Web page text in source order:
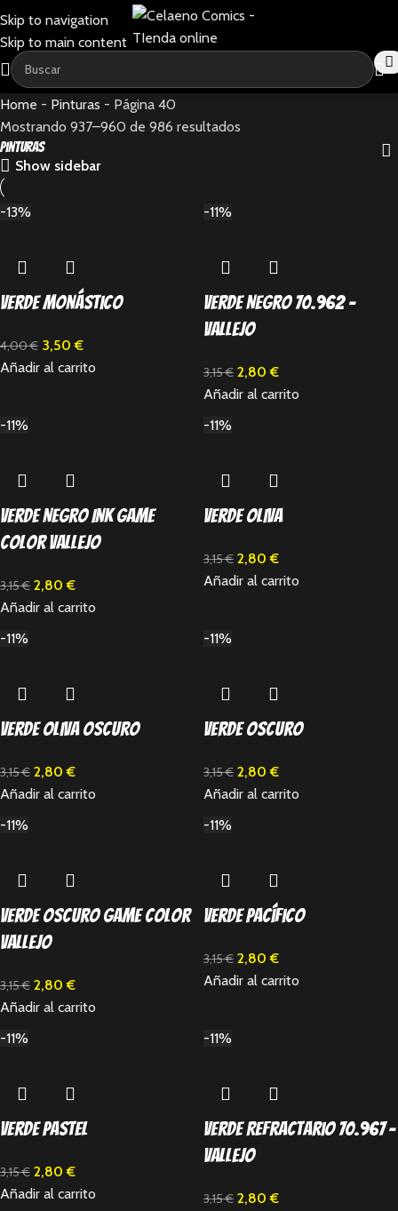
Skip to navigation
Skip to main content
Home - Pinturas - Página 40
Mostrando 937–960 de 986 resultados
Pinturas
Show sidebar
-13%
Verde Monástico
4,00€ 3,50€
Añadir al carrito
-11%
Verde Negro 70.962 –
Vallejo
3,15€ 2,80€
Añadir al carrito
-11%
Verde Negro Ink Game
Color Vallejo
3,15€ 2,80€
Añadir al carrito
-11%
Verde Oliva
3,15€ 2,80€
Añadir al carrito
-11%
Verde Oliva Oscuro
3,15€ 2,80€
Añadir al carrito
-11%
Verde Oscuro
3,15€ 2,80€
Añadir al carrito
-11%
Verde oscuro Game Color
Vallejo
3,15€ 2,80€
Añadir al carrito
-11%
Verde Pacífico
3,15€ 2,80€
Añadir al carrito
-11%
Verde Pastel
3,15€ 2,80€
Añadir al carrito
-11%
Verde Refractario 70.967 –
Vallejo
3,15€ 2,80€